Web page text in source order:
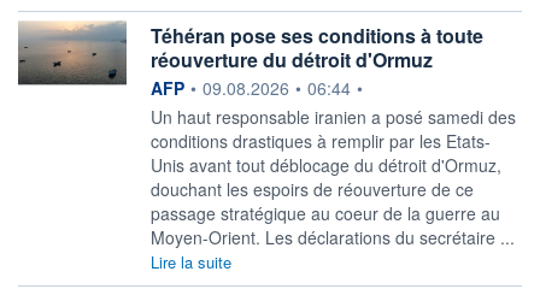
Téhéran pose ses conditions à toute
réouverture du détroit d'Ormuz
information fournie par
AFP • 09.08.2026 • 06:44 •
Un haut responsable iranien a posé samedi des
conditions drastiques à remplir par les Etats-
Unis avant tout déblocage du détroit d'Ormuz,
douchant les espoirs de réouverture de ce
passage stratégique au coeur de la guerre au
Moyen-Orient. Les déclarations du secrétaire ...
Lire la suite